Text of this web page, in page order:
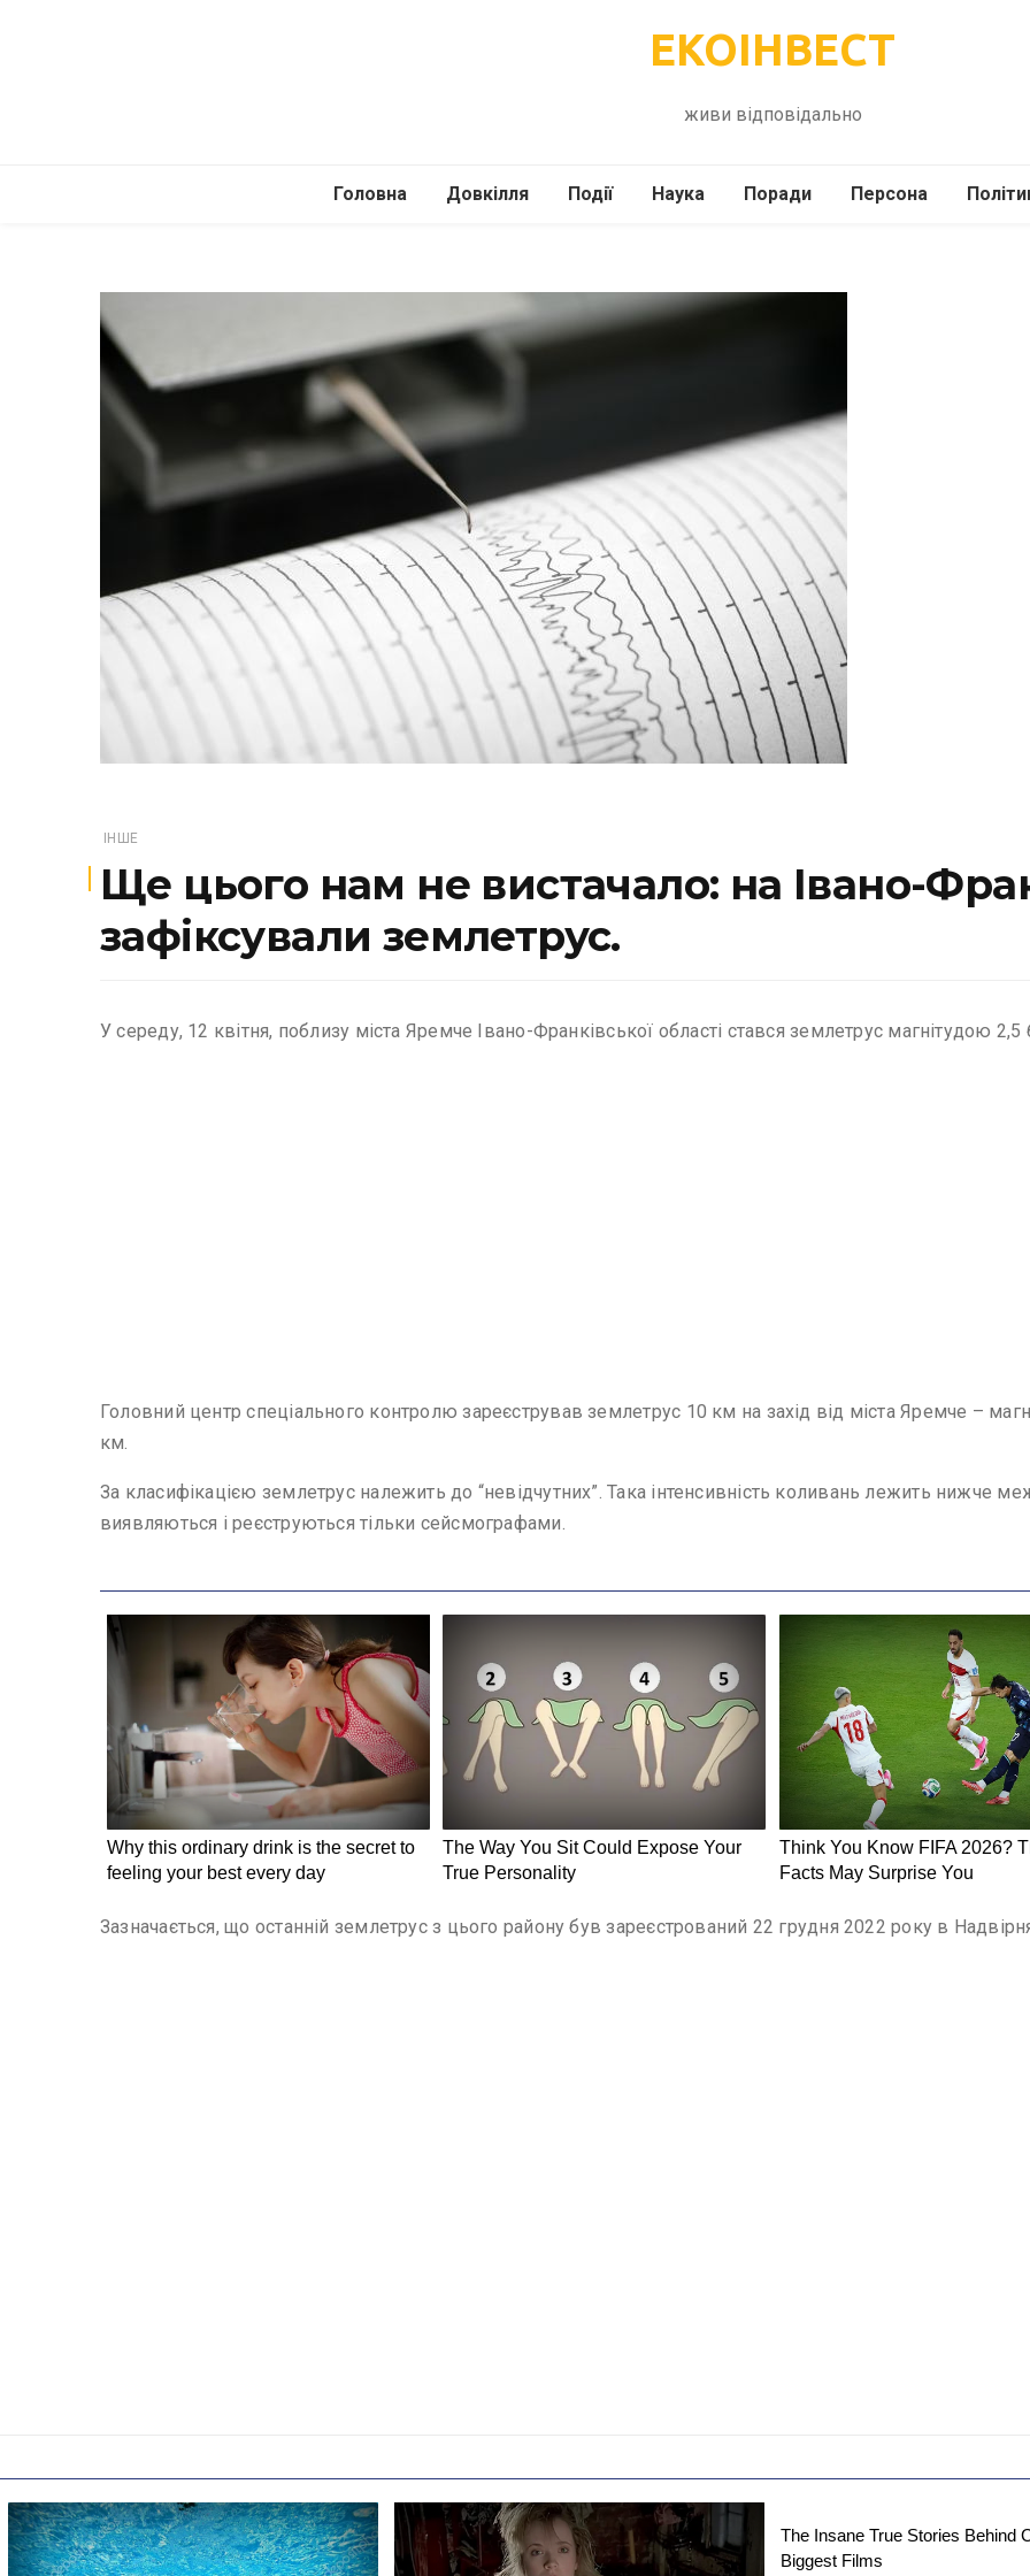
ЕКОІНВЕСТ
живи відповідально
Головна Довкілля
Подорожі
Події
Інше
Наука
Психологія
Поради
Здоров’я
Персона
ІНШЕ
Ще цього нам не вистачало: на Івано-
зафіксували землетрус.
У середу, 12 квітня, поблизу міста Яремче Івано-Франківської області стався землетрус магнітудою 2,5
Головний центр спеціального контролю зареєстрував землетрус 10 км на захід від міста Яремче –
км.
За класифікацією землетрус належить до “невідчутних”. Така інтенсивність коливань лежить нижче
виявляються і реєструються тільки сейсмографами.
Зазначається, що останній землетрус з цього району був зареєстрований 22 грудня 2022 року в